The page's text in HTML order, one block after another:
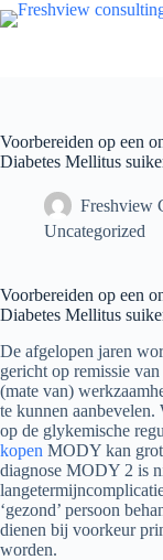
Voorbereiden op een
Diabetes Mellitus
Freshview
Uncategorized
Voorbereiden op een
Diabetes Mellitus
De afgelopen jaren
gericht op remissie
(mate van)
te kunnen
op de glykemische
kopen MODY kan
diagnose MODY 2 is
‘gezond’ persoon
dienen bij voorkeur
worden.